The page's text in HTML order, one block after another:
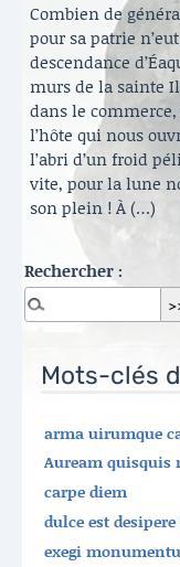
Combien de
pour sa patrie
descendance
murs de la sainte
dans le
l’hôte qui nous
l’abri d’un froid
vite, pour la lune
son plein ! À (…)
Rechercher :
Mots-clés
arma uirumque
Auream
carpe diem
dulce est
exegi